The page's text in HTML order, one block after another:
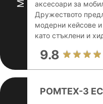
аксесоари за
Дружеството
модерни кейсове
като стъклени и
9.8
РОМТЕХ-3 ЕС